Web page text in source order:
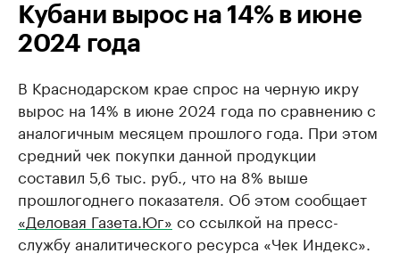
Кубани вырос на 14% в июне
2024 года
В Краснодарском крае спрос на черную икру
вырос на 14% в июне 2024 года по сравнению с
аналогичным месяцем прошлого года. При этом
средний чек покупки данной продукции
составил 5,6 тыс. руб., что на 8% выше
прошлогоднего показателя. Об этом сообщает
«Деловая Газета.Юг» со ссылкой на пресс-
службу аналитического ресурса «Чек Индекс».